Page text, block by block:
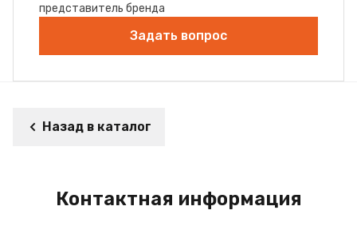
представитель бренда
Задать вопрос
Назад в каталог
Контактная информация